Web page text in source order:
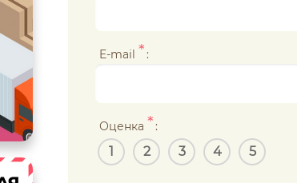
E-mail * :
Оценка * :
1 2 3 4 5